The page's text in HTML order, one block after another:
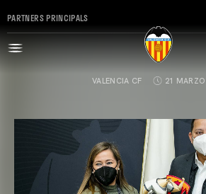
PARTNERS PRINCIPALS
VALENCIA CF 21